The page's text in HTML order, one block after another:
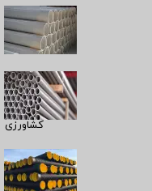
کشاورزی